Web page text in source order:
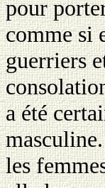
pour
comme si
guerriers
a été
les